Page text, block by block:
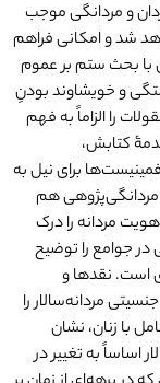
و مردانگی موجب
شد و امکانی فراهم
با بحث ستم بر عموم
و خویشاوند بودنِ
را الزاماً به فهم
کتابش،
برای نیل به
مردانگی‌پژوهی هم
مردانه را درک
جوامع را توضیح
نقدها و
مردانه‌سالار را
با زنان، نشان
اساساً به تغییر در